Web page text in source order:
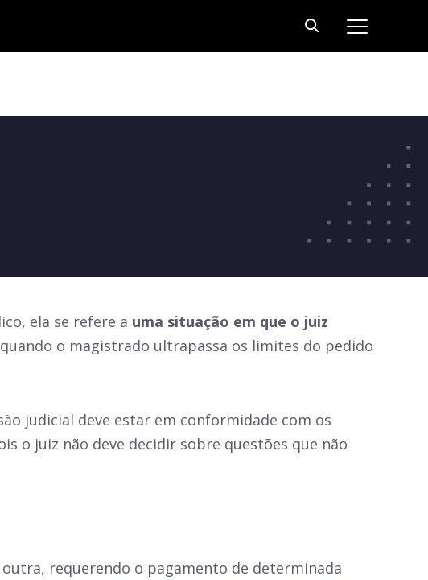
ela se refere a uma situação em que o juiz
o magistrado ultrapassa os limites do pedido
judicial deve estar em conformidade com os
o juiz não deve decidir sobre questões que não
requerendo o pagamento de determinada